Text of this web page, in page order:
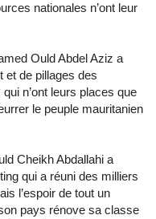
nationales n’ont leur
Ould Abdel Aziz a
et de pillages des
n’ont leurs places que
le peuple mauritanien
Cheikh Abdallahi a
qui a réuni des milliers
l’espoir de tout un
pays rénove sa classe